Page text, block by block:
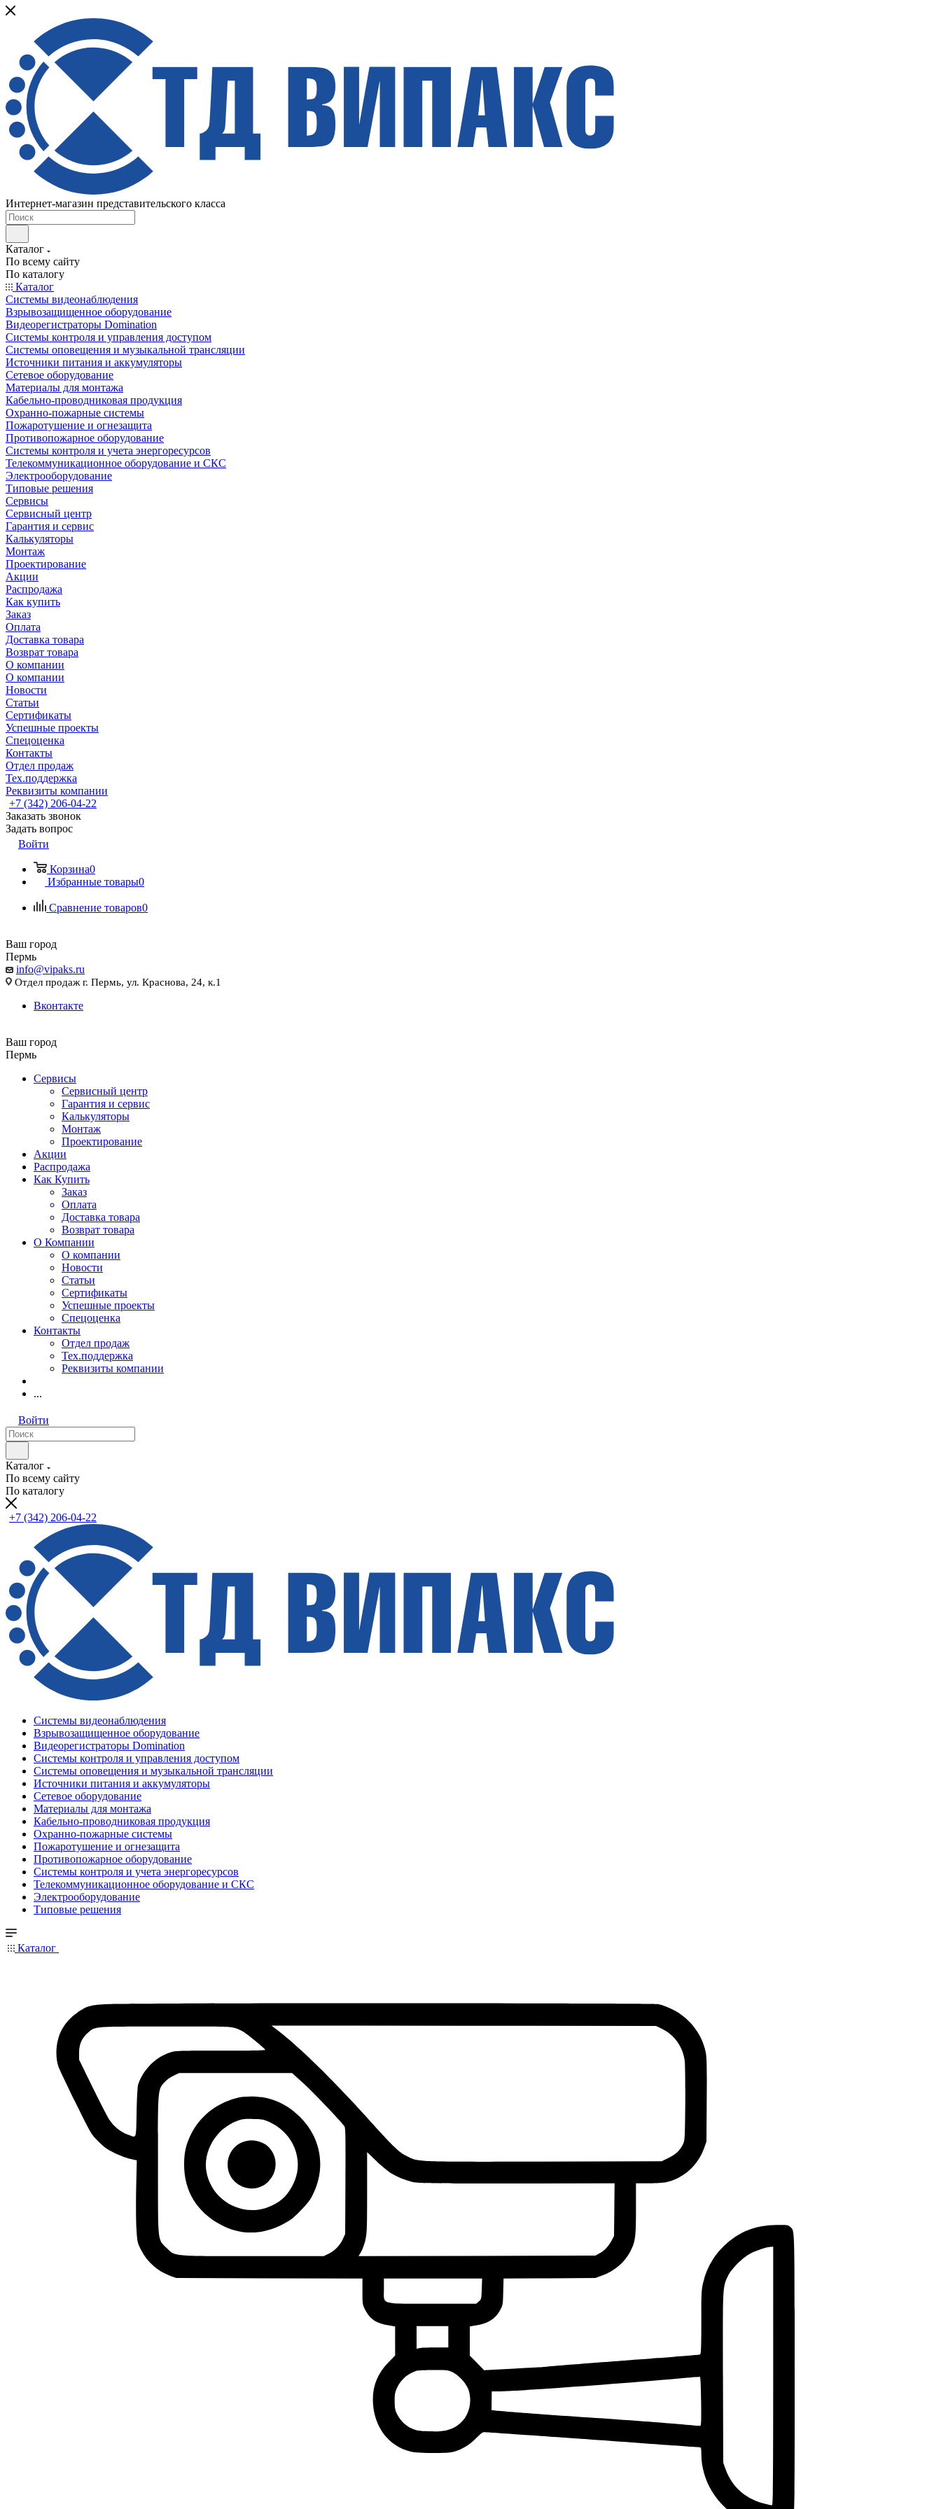
Интернет-магазин представительского класса
Каталог
По всему сайту
По каталогу
Каталог
Системы видеонаблюдения
Взрывозащищенное оборудование
Видеорегистраторы Domination
Системы контроля и управления доступом
Системы оповещения и музыкальной трансляции
Источники питания и аккумуляторы
Сетевое оборудование
Материалы для монтажа
Кабельно-проводниковая продукция
Охранно-пожарные системы
Пожаротушение и огнезащита
Противопожарное оборудование
Системы контроля и учета энергоресурсов
Телекоммуникационное оборудование и СКС
Электрооборудование
Типовые решения
Сервисы
Сервисный центр
Гарантия и сервис
Калькуляторы
Монтаж
Проектирование
Акции
Распродажа
Как купить
Заказ
Оплата
Доставка товара
Возврат товара
О компании
О компании
Новости
Статьи
Сертификаты
Успешные проекты
Спецоценка
Контакты
Отдел продаж
Тех.поддержка
Реквизиты компании
+7 (342) 206-04-22
Заказать звонок
Задать вопрос
Войти
Корзина0
Избранные товары0
Сравнение товаров0
Ваш город
Пермь
info@vipaks.ru
Отдел продаж г. Пермь, ул. Краснова, 24, к.1
Вконтакте
Ваш город
Пермь
Сервисы
Сервисный центр
Гарантия и сервис
Калькуляторы
Монтаж
Проектирование
Акции
Распродажа
Как Купить
Заказ
Оплата
Доставка товара
Возврат товара
О Компании
О компании
Новости
Статьи
Сертификаты
Успешные проекты
Спецоценка
Контакты
Отдел продаж
Тех.поддержка
Реквизиты компании
...
Войти
Каталог
По всему сайту
По каталогу
+7 (342) 206-04-22
Системы видеонаблюдения
Взрывозащищенное оборудование
Видеорегистраторы Domination
Системы контроля и управления доступом
Системы оповещения и музыкальной трансляции
Источники питания и аккумуляторы
Сетевое оборудование
Материалы для монтажа
Кабельно-проводниковая продукция
Охранно-пожарные системы
Пожаротушение и огнезащита
Противопожарное оборудование
Системы контроля и учета энергоресурсов
Телекоммуникационное оборудование и СКС
Электрооборудование
Типовые решения
Каталог